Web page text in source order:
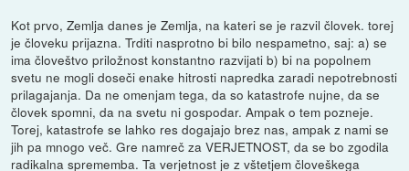
Kot prvo, Zemlja danes je Zemlja, na kateri se je razvil človek. torej
je človeku prijazna. Trditi nasprotno bi bilo nespametno, saj: a) se
ima človeštvo priložnost konstantno razvijati b) bi na popolnem
svetu ne mogli doseči enake hitrosti napredka zaradi nepotrebnosti
prilagajanja. Da ne omenjam tega, da so katastrofe nujne, da se
človek spomni, da na svetu ni gospodar. Ampak o tem pozneje.
Torej, katastrofe se lahko res dogajajo brez nas, ampak z nami se
jih pa mnogo več. Gre namreč za VERJETNOST, da se bo zgodila
radikalna sprememba. Ta verjetnost je z vštetjem človeškega